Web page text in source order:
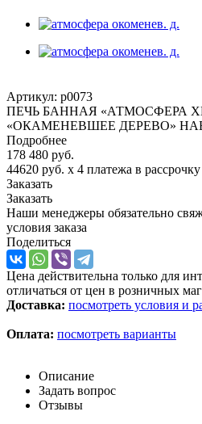
Артикул: p0073
ПЕЧЬ БАННАЯ «АТМОСФЕРА
«ОКАМЕНЕВШЕЕ ДЕРЕВО»
Подробнее
178 480 руб.
44620 руб. x 4 платежа в рассрочку
Заказать
Заказать
Наши менеджеры обязательно
условия заказа
Поделиться
Цена действительна только для
отличаться от цен в розничных
Доставка: посмотреть условия и
Оплата: посмотреть варианты
Описание
Задать вопрос
Отзывы